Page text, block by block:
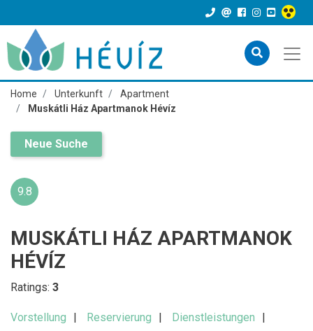
Home Unterkunft
Apartment
Muskátli Ház Apartmanok Hévíz
Neue Suche
9.8
MUSKÁTLI HÁZ APARTMANOK
HÉVÍZ
Ratings: 3
Vorstellung Reservierung
Dienstleistungen